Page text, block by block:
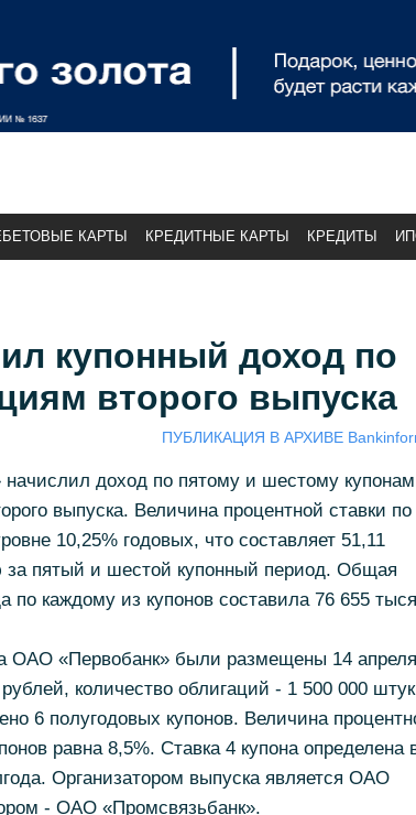
КАРТЫ КРЕДИТНЫЕ КАРТЫ КРЕДИТЫ
купонный доход по
второго выпуска
ПУБЛИКАЦИЯ В АРХИВЕ
доход по пятому и шестому купонам
выпуска. Величина процентной ставки по
10,25% годовых, что составляет 51,11
пятый и шестой купонный период. Общая
каждому из купонов составила 76 655
ОАО «Первобанк» были размещены 14 апреля
количество облигаций - 1 500 000
6 полугодовых купонов. Величина
равна 8,5%. Ставка 4 купона определена
Организатором выпуска является ОАО
- ОАО «Промсвязьбанк».